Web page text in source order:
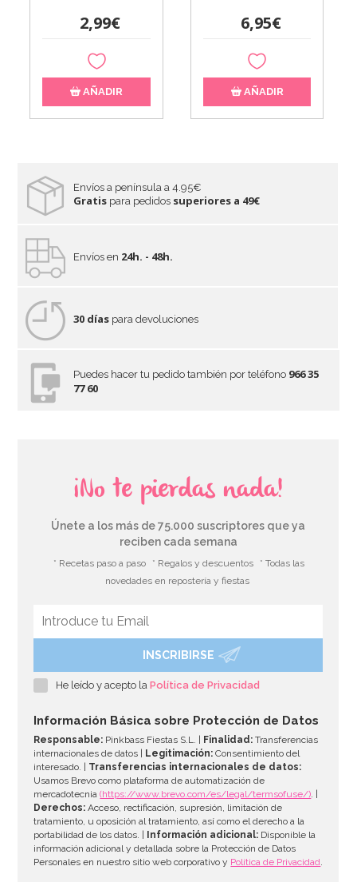
2,99€
AÑADIR
6,95€
AÑADIR
Envíos a península a 4.95€
Gratis para pedidos superiores a 49€
Envíos en 24h. - 48h.
30 días para devoluciones
Puedes hacer tu pedido también por teléfono 966 35
77 60
¡No te pierdas nada!
Únete a los más de 75.000 suscriptores que ya
reciben cada semana
* Recetas paso a paso * Regalos y descuentos
* Todas las
novedades en repostería y fiestas
INSCRIBIRSE
He leído y acepto laPolítica de Privacidad
Información Básica sobre Protección de Datos
Responsable: Pinkbass Fiestas S.L. | Finalidad: Transferencias
internacionales de datos |
Legitimación: Consentimiento del
interesado. | Transferencias internacionales de datos:
Usamos Brevo como plataforma de automatización de
mercadotecnia(https://www.brevo.com/es/legal/termsofuse/). |
Derechos: Acceso, rectificación, supresión, limitación de
tratamiento, u oposición al tratamiento, así como el derecho a la
portabilidad de los datos. |
Información adicional: Disponible la
información adicional y detallada sobre la Protección de Datos
Personales en nuestro sitio web corporativo y Política de Privacidad.